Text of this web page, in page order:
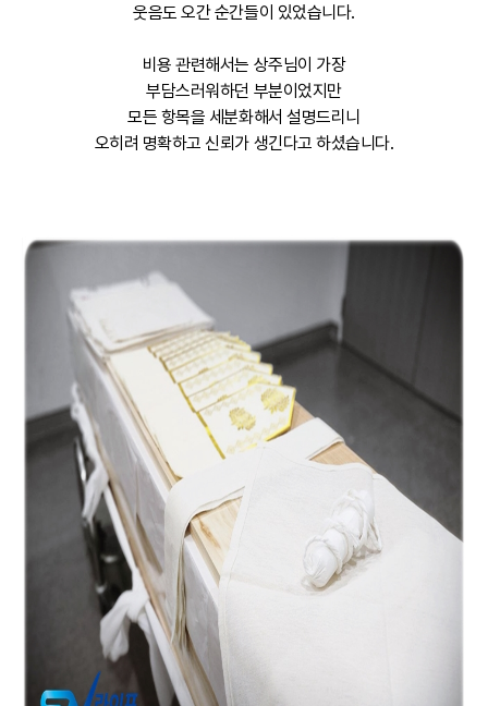
웃음도 오간 순간들이 있었습니다.
비용 관련해서는 상주님이 가장
부담스러워하던 부분이었지만
모든 항목을 세분화해서 설명드리니
오히려 명확하고 신뢰가 생긴다고 하셨습니다.